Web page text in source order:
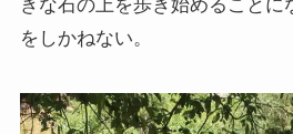
きな石の上を歩き始めることに
をしかねない。